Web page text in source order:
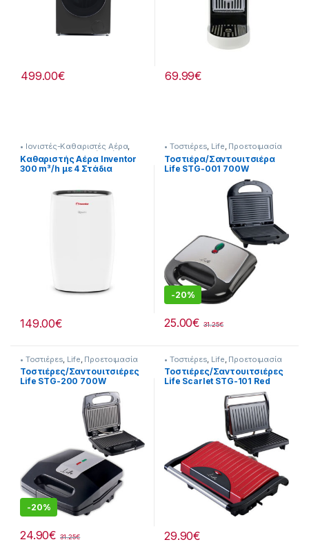
499.00€ 69.99€
• Ιονιστές-Καθαριστές Αέρα,
Inventor Επεξεργασία αέρα
Καθαριστής Αέρα Inventor
300 m³/h με 4 Στάδια
149.00€
• Τοστιέρεs, Life, Προετοιμασία
Πρωινού
Τοστιέρα/Σαντουιτσιέρα
Life STG-001 700W
-20%
25.00€ 31.25€
• Τοστιέρεs Life Προετοιμασία
Πρωινού
Τοστιέρες/Σαντουιτσιέρες
Life STG-200 700W
-20%
24.90€ 31.25€
• Τοστιέρεs Life Προετοιμασία
Πρωινού
Τοστιέρες/Σαντουιτσιέρες
Life Scarlet STG-101 Red
29.90€